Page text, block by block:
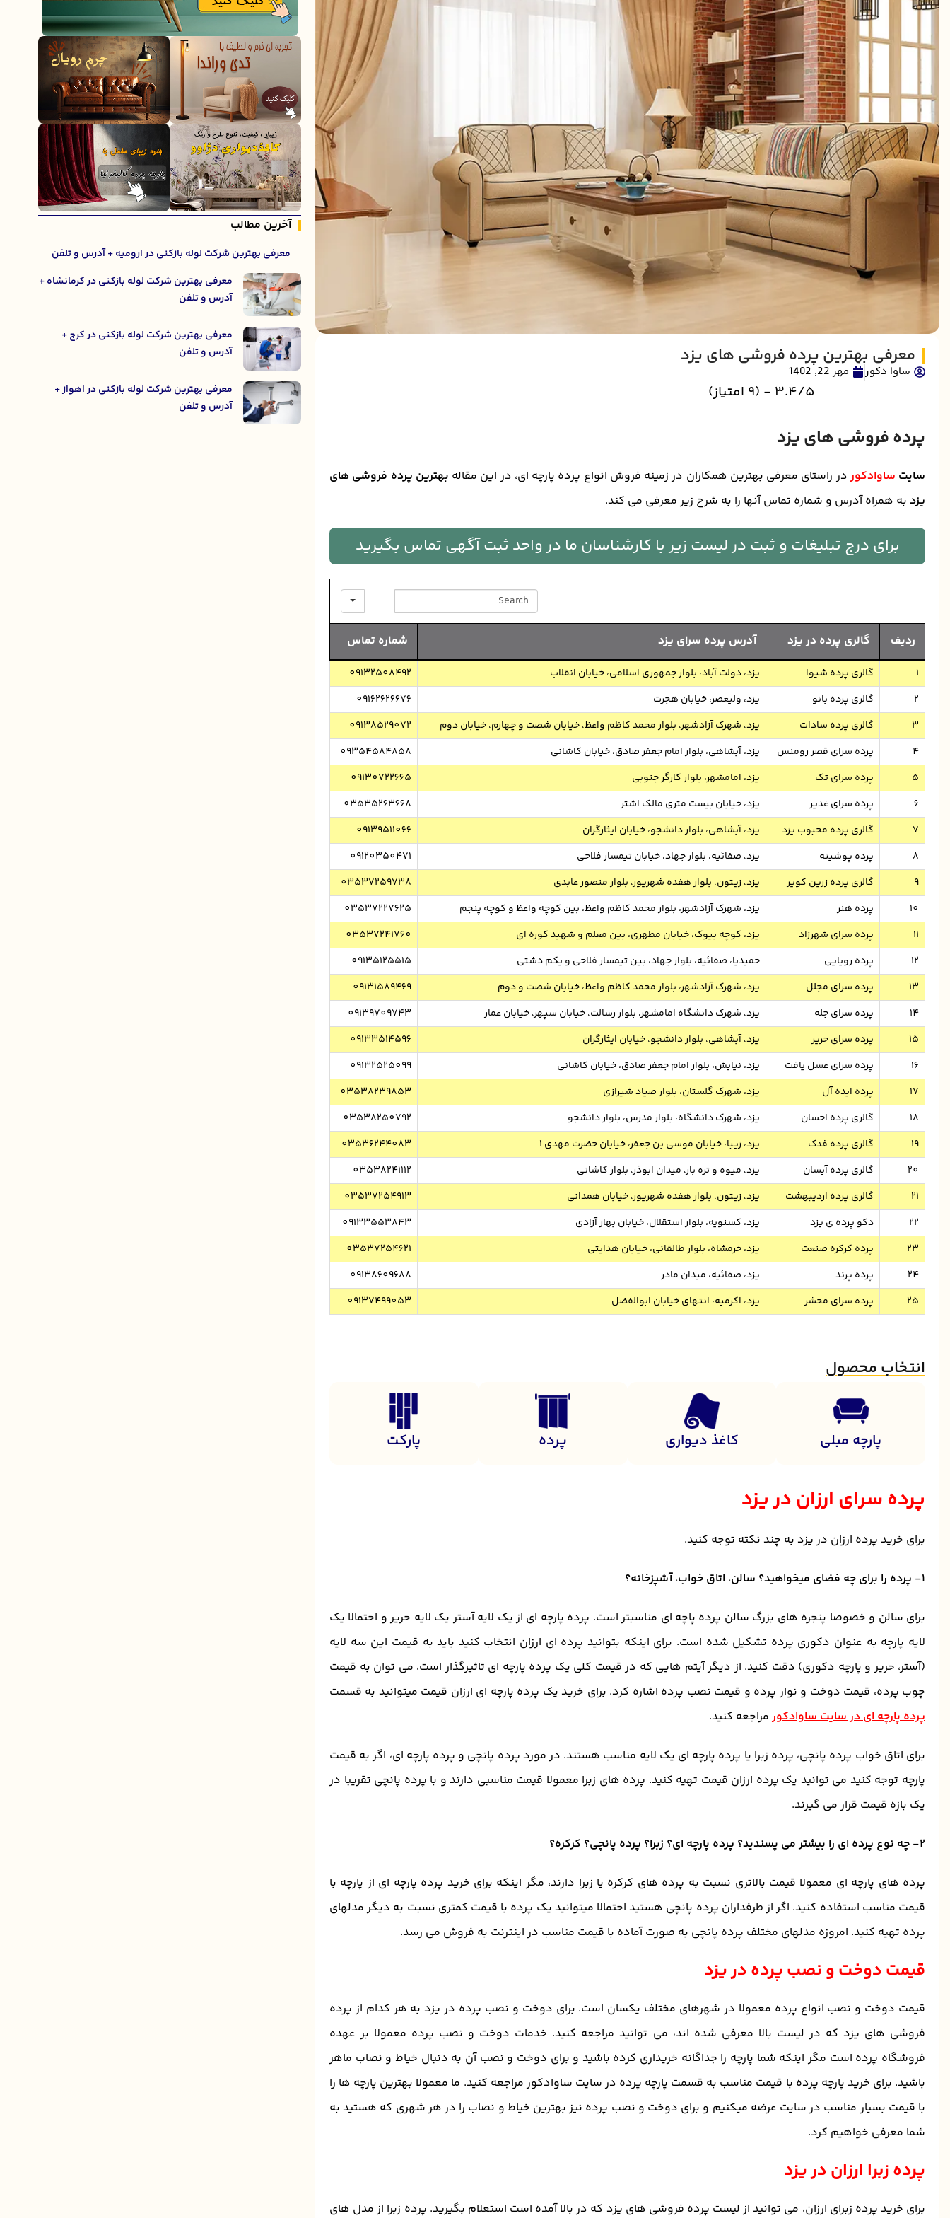
معرفی بهترین پرده فروشی های یزد
ساوا دکور مهر 22, 1402
3.4/5 - (9 امتیاز)
پرده فروشی های یزد
سایت ساوادکور در راستای معرفی بهترین همکاران در زمینه فروش انواع پرده پارچه ای، در این مقاله بهترین پرده فروشی های
یزد به همراه آدرس و شماره تماس آنها را به شرح زیر معرفی می کند.
برای درج تبلیغات و ثبت در لیست زیر با کارشناسان ما در واحد ثبت آگهی تماس بگیرید
SEARCH
ردیف گالری پرده در یزد آدرس پرده سرای یزد شماره تماس
1 گالری پرده شیوا یزد، دولت آباد، بلوار جمهوری اسلامی، خیابان انقلاب
09132508492
2
گالری پرده بانو یزد، ولیعصر، خیابان هجرت
09162626676
3
گالری پرده سادات یزد، شهرک آزادشهر، بلوار محمد کاظم واعظ، خیابان شصت و چهارم، خیابان دوم
09138529072
4
پرده سرای قصر رومنس یزد، آبشاهی، بلوار امام جعفر صادق، خیابان کاشانی
09354584858
5
پرده سرای تک یزد، امامشهر، بلوار کارگر جنوبی
09130722665
6
پرده سرای غدیر یزد، خیابان بیست متری مالک اشتر
03535263668
7
گالری پرده محبوب یزد یزد، آبشاهی، بلوار دانشجو، خیابان ایثارگران
09139511066
8
پرده پوشینه یزد، صفائیه، بلوار جهاد، خیابان تیمسار فلاحی
09120350471
9
گالری پرده زرین کویر یزد، زیتون، بلوار هفده شهریور، بلوار منصور عابدی
03537259738
10
پرده هنر یزد، شهرک آزادشهر، بلوار محمد کاظم واعظ، بین کوچه واعظ و کوچه پنجم
03537227625
11
پرده سرای شهرزاد یزد، کوچه بیوک، خیابان مطهری، بین معلم و شهید کوره ای
03537241760
12
پرده رویایی حمیدیا، صفائیه، بلوار جهاد، بین تیمسار فلاحی و یکم دشتی
09135125515
13
پرده سرای مجلل یزد، شهرک آزادشهر، بلوار محمد کاظم واعظ، خیابان شصت و دوم
09131589469
14
پرده سرای جله یزد، شهرک دانشگاه امامشهر، بلوار رسالت، خیابان سپهر، خیابان عمار
09139709743
15
پرده سرای حریر یزد، آبشاهی، بلوار دانشجو، خیابان ایثارگران
09133514596
16
پرده سرای عسل یافت یزد، نیایش، بلوار امام جعفر صادق، خیابان کاشانی
09132525099
17
پرده ایده آل یزد، شهرک گلستان، بلوار صیاد شیرازی
03538239853
18
گالری پرده احسان یزد، شهرک دانشگاه، بلوار مدرس، بلوار دانشجو
03538250792
19
گالری پرده فدک یزد، زیبا، خیابان موسی بن جعفر، خیابان حضرت مهدی 1
03536244083
20
گالری پرده آیسان یزد، میوه و تره بار، میدان ابوذر، بلوار کاشانی
03538241112
21
گالری پرده اردیبهشت یزد، زیتون، بلوار هفده شهریور، خیابان همدانی
03537254913
22
دکو پرده ی یزد یزد، کسنویه، بلوار استقلال، خیابان بهار آزادی
09133553843
23
پرده کرکره صنعت یزد، خرمشاه، بلوار طالقانی، خیابان هدایتی
03537254621
24
پرده پرند یزد، صفائیه، میدان مادر
09138609688
25
پرده سرای محشر یزد، اکرمیه، انتهای خیابان ابوالفضل 09137499053
انتخاب محصول
پارچه مبلی کاغذ دیواری پرده پارکت
پرده سرای ارزان در یزد
برای خرید پرده ارزان در یزد به چند نکته توجه کنید.
1- پرده را برای چه فضای میخواهید؟ سالن، اتاق خواب، آشپزخانه؟
برای سالن و خصوصا پنجره های بزرگ سالن پرده پاچه ای مناسبتر است. پرده پارچه ای از یک لایه آستر یک لایه حریر و احتمالا یک
لایه پارچه به عنوان دکوری پرده تشکیل شده است. برای اینکه بتوانید پرده ای ارزان انتخاب کنید باید به قیمت این سه لایه
(آستر، حریر و پارچه دکوری) دقت کنید. از دیگر آیتم هایی که در قیمت کلی یک پرده پارچه ای تاثیرگذار است، می توان به قیمت
چوب پرده، قیمت دوخت و نوار پرده و قیمت نصب پرده اشاره کرد. برای خرید یک پرده پارچه ای ارزان قیمت میتوانید به قسمت
پرده پارچه ای در سایت ساوادکور مراجعه کنید.
برای اتاق خواب پرده پانچی، پرده زبرا یا پرده پارچه ای یک لایه مناسب هستند. در مورد پرده پانچی و پرده پارچه ای، اگر به قیمت
پارچه توجه کنید می توانید یک پرده ارزان قیمت تهیه کنید. پرده های زبرا معمولا قیمت مناسبی دارند و با پرده پانچی تقریبا در
یک بازه قیمت قرار می گیرند.
2- چه نوع پرده ای را بیشتر می پسندید؟ پرده پارچه ای؟ زبرا؟ پرده پانچی؟ کرکره؟
پرده های پارچه ای معمولا قیمت بالاتری نسبت به پرده های کرکره یا زبرا دارند، مگر اینکه برای خرید پرده پارچه ای از پارچه با
قیمت مناسب استفاده کنید. اگر از طرفداران پرده پانچی هستید احتمالا میتوانید یک پرده با قیمت کمتری نسبت به دیگر مدلهای
پرده تهیه کنید. امروزه مدلهای مختلف پرده پانچی به صورت آماده با قیمت مناسب در اینترنت به فروش می رسد.
قیمت دوخت و نصب پرده در یزد
قیمت دوخت و نصب انواع پرده معمولا در شهرهای مختلف یکسان است. برای دوخت و نصب پرده در یزد به هر کدام از پرده
فروشی های یزد که در لیست بالا معرفی شده اند، می توانید مراجعه کنید. خدمات دوخت و نصب پرده معمولا بر عهده
فروشگاه پرده است مگر اینکه شما پارچه را جداگانه خریداری کرده باشید و برای دوخت و نصب آن به دنبال خیاط و نصاب ماهر
باشید. برای خرید پارچه پرده با قیمت مناسب به قسمت پارچه پرده در سایت ساوادکور مراجعه کنید. ما معمولا بهترین پارچه ها را
با قیمت بسیار مناسب در سایت عرضه میکنیم و برای دوخت و نصب پرده نیز بهترین خیاط و نصاب را در هر شهری که هستید به
شما معرفی خواهیم کرد.
پرده زبرا ارزان در یزد
برای خرید پرده زبرای ارزان، می توانید از لیست پرده فروشی های یزد که در بالا آمده است استعلام بگیرید. پرده زبرا از مدل های
آخرین مطالب
معرفی بهترین شرکت لوله بازکنی در ارومیه + آدرس و تلفن
معرفی بهترین شرکت لوله بازکنی در کرمانشاه +
آدرس و تلفن
معرفی بهترین شرکت لوله بازکنی در کرج +
آدرس و تلفن
معرفی بهترین شرکت لوله بازکنی در اهواز +
آدرس و تلفن